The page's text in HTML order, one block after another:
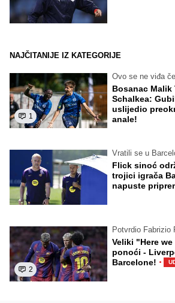
NAJČITANIJE IZ KATEGORIJE
1
Ovo se ne viđa
Bosanac
Schalkea:
uslijedio
anale!
Vratili se u
Flick sinoć
trojici igrača
napuste
2
Potvrdio Fabrizio
Veliki "Here
ponoći -
Barcelone! ·